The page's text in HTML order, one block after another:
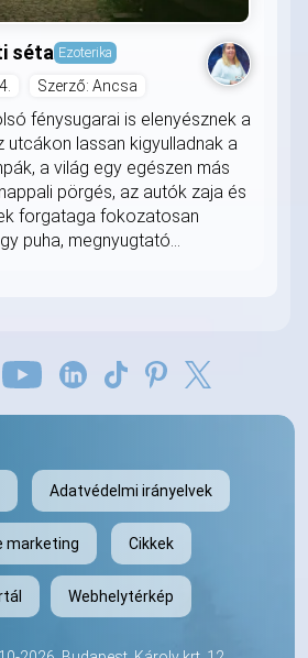
séta Ezoterika
Szerző: Ancsa
fénysugarai is elenyésznek a
utcákon lassan kigyulladnak a
a világ egy egészen más
pörgés, az autók zaja és
forgataga fokozatosan
puha, megnyugtató...
Adatvédelmi irányelvek
marketing Cikkek
Webhelytérkép